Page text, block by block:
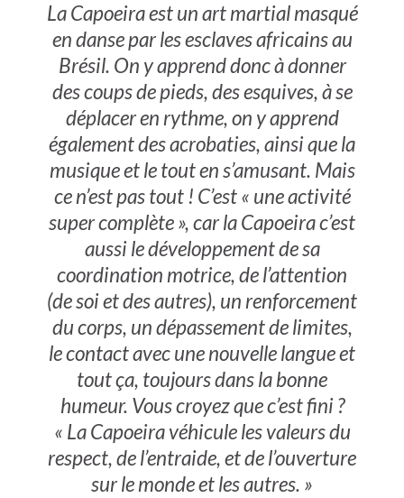
La Capoeira est un art martial masqué
en danse par les esclaves africains au
Brésil. On y apprend donc à donner
des coups de pieds, des esquives, à se
déplacer en rythme, on y apprend
également des acrobaties, ainsi que la
musique et le tout en s’amusant. Mais
ce n’est pas tout ! C’est « une activité
super complète », car la Capoeira c’est
aussi le développement de sa
coordination motrice, de l’attention
(de soi et des autres), un renforcement
du corps, un dépassement de limites,
le contact avec une nouvelle langue et
tout ça, toujours dans la bonne
humeur. Vous croyez que c’est fini ?
« La Capoeira véhicule les valeurs du
respect, de l’entraide, et de l’ouverture
sur le monde et les autres. »